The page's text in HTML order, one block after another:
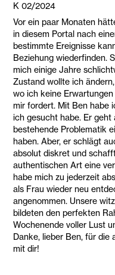
K 02/2024
Vor ein paar Monaten
in diesem Portal nach
bestimmte Ereignisse
Beziehung wiederfinden.
mich einige Jahre
Zustand wollte ich
wo ich keine
mir fordert. Mit Ben habe
ich gesucht habe. Er
bestehende Problematik
haben. Aber, er schlägt
absolut diskret und
authentischen Art eine
habe mich zu jederzeit
als Frau wieder neu
angenommen. Unsere
bildeten den perfekten
Wochenende voller Lust
Danke, lieber Ben, für die
mit dir!